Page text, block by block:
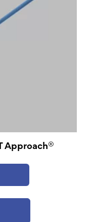
Approach®